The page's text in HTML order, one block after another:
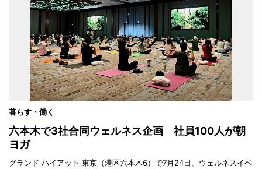
暮らす・働く
六本木で3社合同ウェルネス企画 社員100人が朝
ヨガ
グランド ハイアット 東京（港区六本木6）で7月24日、ウェルネスイベ